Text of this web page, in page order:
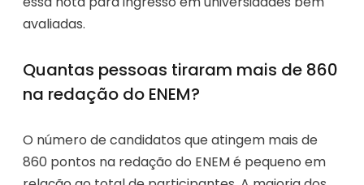
avaliadas.
Quantas pessoas tiraram mais de 860
na redação do ENEM?
O número de candidatos que atingem mais de
860 pontos na redação do ENEM é pequeno em